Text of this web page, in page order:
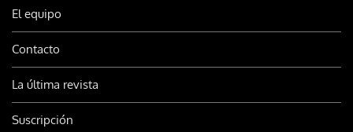
El equipo
Contacto
La última revista
Suscripción